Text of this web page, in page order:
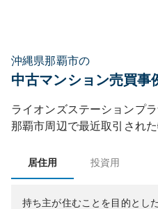
沖縄県那覇市の
中古マンション売買事
ライオンズステーションプ
那覇市周辺で最近取引され
居住用 投資用
持ち主が住むことを目的とし